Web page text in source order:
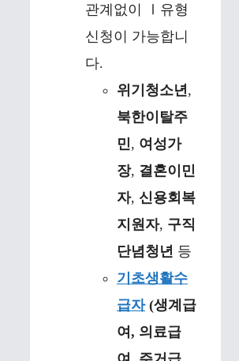
관계없이 Ⅰ유형
신청이 가능합니
다.
위기청소년 ,
북한이탈주
민, 여성가
장, 결혼이민
자, 신용회복
지원자, 구직
단념청년 등
기초생활수
급자(생계급
여, 의료급